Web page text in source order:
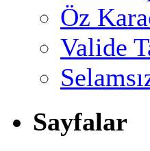
Öz
Valide
Sayfalar